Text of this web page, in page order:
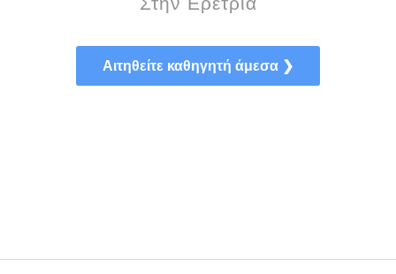
Αιτηθείτε καθηγητή άμεσα ❯